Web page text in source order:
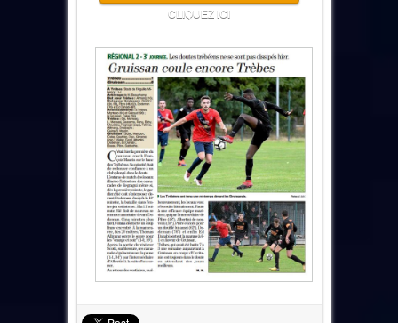
CLIQUEZ ICI